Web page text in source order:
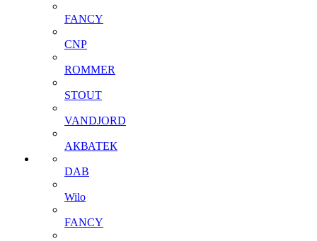
FANCY
CNP
ROMMER
STOUT
VANDJORD
АКВАТЕК
DAB
Wilo
FANCY